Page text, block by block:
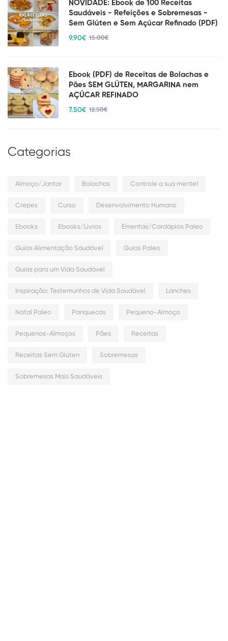
NOVIDADE: Ebook de 100 Receitas
Saudáveis - Refeições e Sobremesas -
Sem Glúten e Sem Açúcar Refinado (PDF)
9.90€ 15.00€
Ebook (PDF) de Receitas de Bolachas e
Pães SEM GLÚTEN, MARGARINA nem
AÇÚCAR REFINADO
7.50€ 12.50€
Categorias
Almoço/Jantar Bolachas Controle a sua mente!
Crepes Curso Desenvolvimento Humano
Ebooks Ebooks/Livros Ementas/Cardápios Paleo
Guias Alimentação Saudável Guias Paleo
Guias para um Vida Saudável
Inspiração: Testemunhos de Vida Saudável Lanches
Natal Paleo Panquecas Pequeno-Almoço
Pequenos-Almoços Pães Receitas
Receitas Sem Glúten Sobremesas
Sobremesas Mais Saudáveis